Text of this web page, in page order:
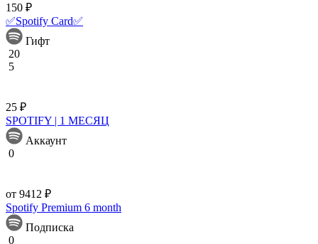
150 ₽
✅Spotify Card✅
Гифт
20
5
25 ₽
SPOTIFY | 1 МЕСЯЦ
Аккаунт
0
от 9412 ₽
Spotify Premium 6 month
Подписка
0